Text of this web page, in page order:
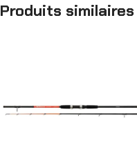
Produits similaires